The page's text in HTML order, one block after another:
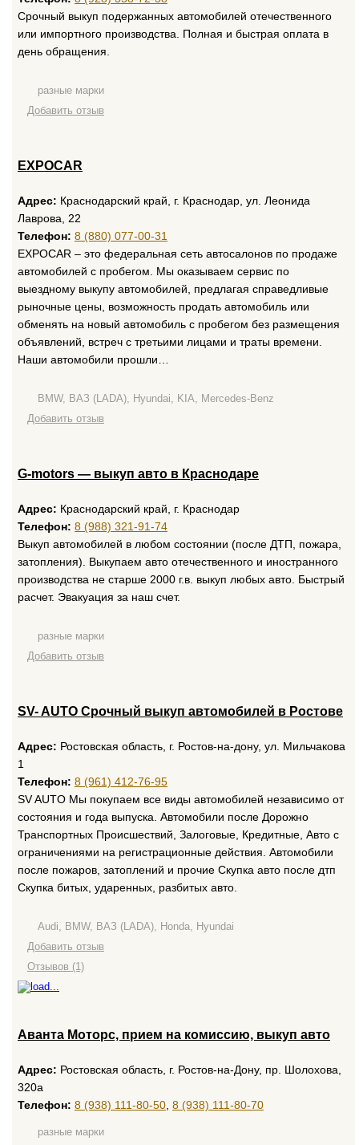
Срочный выкуп подержанных автомобилей отечественного
или импортного производства. Полная и быстрая оплата в
день обращения.
разные марки
Добавить отзыв
EXPOCAR
Адрес: Краснодарский край, г. Краснодар, ул. Леонида
Лаврова, 22
Телефон: 8 (880) 077-00-31
EXPOCAR – это федеральная сеть автосалонов по продаже
автомобилей с пробегом. Мы оказываем сервис по
выездному выкупу автомобилей, предлагая справедливые
рыночные цены, возможность продать автомобиль или
обменять на новый автомобиль с пробегом без размещения
объявлений, встреч с третьими лицами и траты времени.
Наши автомобили прошли…
BMW, ВАЗ (LADA), Hyundai, KIA, Mercedes-Benz
Добавить отзыв
G-motors — выкуп авто в Краснодаре
Адрес: Краснодарский край, г. Краснодар
Телефон: 8 (988) 321-91-74
Выкуп автомобилей в любом состоянии (после ДТП, пожара,
затопления). Выкупаем авто отечественного и иностранного
производства не старше 2000 г.в. выкуп любых авто. Быстрый
расчет. Эвакуация за наш счет.
разные марки
Добавить отзыв
SV- AUTO Срочный выкуп автомобилей в Ростове
Адрес: Ростовская область, г. Ростов-на-дону, ул. Мильчакова
1
Телефон: 8 (961) 412-76-95
SV AUTO Мы покупаем все виды автомобилей независимо от
состояния и года выпуска. Автомобили после Дорожно
Транспортных Происшествий, Залоговые, Кредитные, Авто с
ограничениями на регистрационные действия. Автомобили
после пожаров, затоплений и прочие Скупка авто после дтп
Скупка битых, ударенных, разбитых авто.
Audi, BMW, ВАЗ (LADA), Honda, Hyundai
Добавить отзыв
Отзывов (1)
Аванта Моторс, прием на комиссию, выкуп авто
Адрес: Ростовская область, г. Ростов-на-Дону, пр. Шолохова,
320а
Телефон: 8 (938) 111-80-50 8 (938) 111-80-70
разные марки